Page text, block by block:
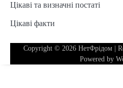
Цікаві та визначні постаті
Цікаві факти
Copyright © 2026 НетФрідом |
Powered by